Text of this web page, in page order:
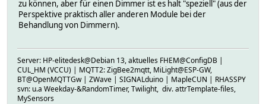
zu können, aber für einen Dimmer ist es halt "speziell" (aus der
Perspektive praktisch aller anderen Module bei der
Behandlung von Dimmern).
Server: HP-elitedesk@Debian 13, aktuelles FHEM@ConfigDB |
CUL_HM (VCCU) | MQTT2: ZigBee2mqtt, MiLight@ESP-GW,
BT@OpenMQTTGw | ZWave | SIGNALduino | MapleCUN | RHASSPY
svn: u.a Weekday-&RandomTimer, Twilight, div. attrTemplate-files,
MySensors